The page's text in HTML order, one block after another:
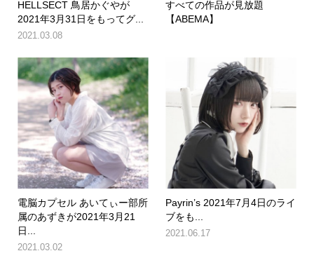
HELLSECT 鳥居かぐやが
2021年3月31日をもってグ...
2021.03.08
すべての作品が見放題
【ABEMA】
電脳カプセル あいてぃー部所
属のあずきが2021年3月21
日...
2021.03.02
Payrin’s 2021年7月4日のライ
ブをも...
2021.06.17